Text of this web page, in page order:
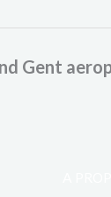
Gent